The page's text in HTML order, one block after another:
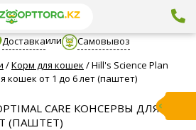
Доставкаили
Самовывоз
/Корм для кошек /Hill's Science Plan
кошек от 1 до 6 лет (паштет)
CARE КОНСЕРВЫ ДЛЯ
(ПАШТЕТ)